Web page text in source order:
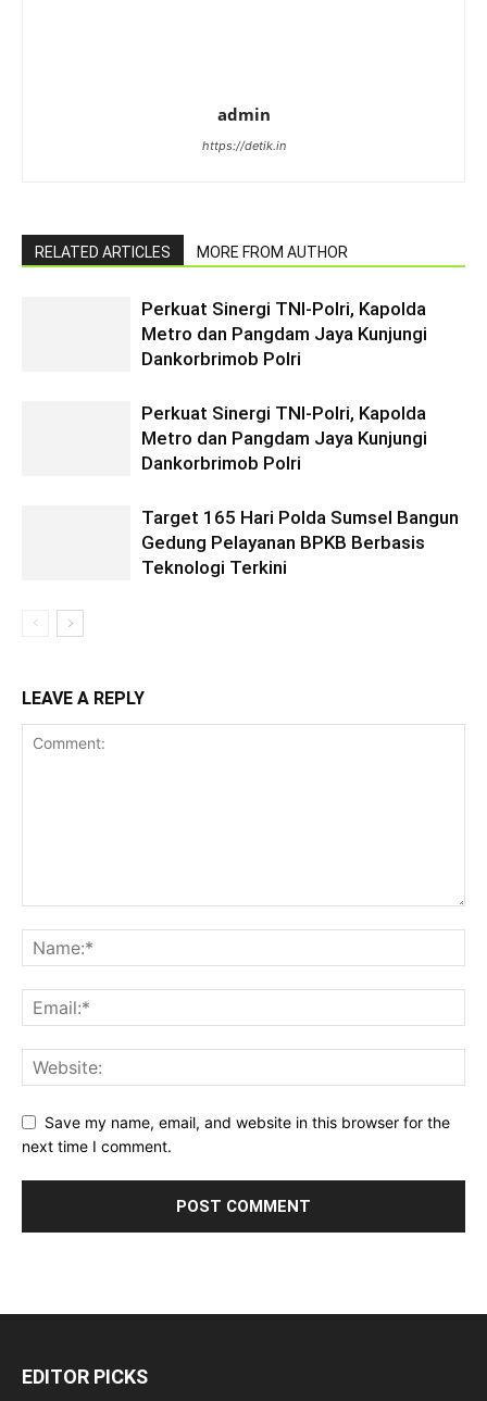
admin
https://detik.in
RELATED ARTICLES MORE FROM AUTHOR
Perkuat Sinergi TNI-Polri, Kapolda
Metro dan Pangdam Jaya Kunjungi
Dankorbrimob Polri
Perkuat Sinergi TNI-Polri, Kapolda
Metro dan Pangdam Jaya Kunjungi
Dankorbrimob Polri
Target 165 Hari Polda Sumsel Bangun
Gedung Pelayanan BPKB Berbasis
Teknologi Terkini
LEAVE A REPLY
Save my name, email, and website in this browser for the
next time I comment.
EDITOR PICKS